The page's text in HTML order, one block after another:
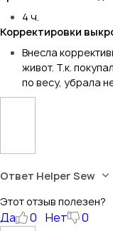
4 ч.
Корректировки
Внесла
живот. Т.к.
по весу, убрала
Ответ Helper Sew
Этот отзыв полезен?
Да 0 Нет 0